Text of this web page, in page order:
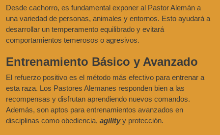
Desde cachorro, es fundamental exponer al Pastor Alemán a
una variedad de personas, animales y entornos. Esto ayudará a
desarrollar un temperamento equilibrado y evitará
comportamientos temerosos o agresivos.
Entrenamiento Básico y Avanzado
El refuerzo positivo es el método más efectivo para entrenar a
esta raza. Los Pastores Alemanes responden bien a las
recompensas y disfrutan aprendiendo nuevos comandos.
Además, son aptos para entrenamientos avanzados en
disciplinas como obediencia, agilityy protección.